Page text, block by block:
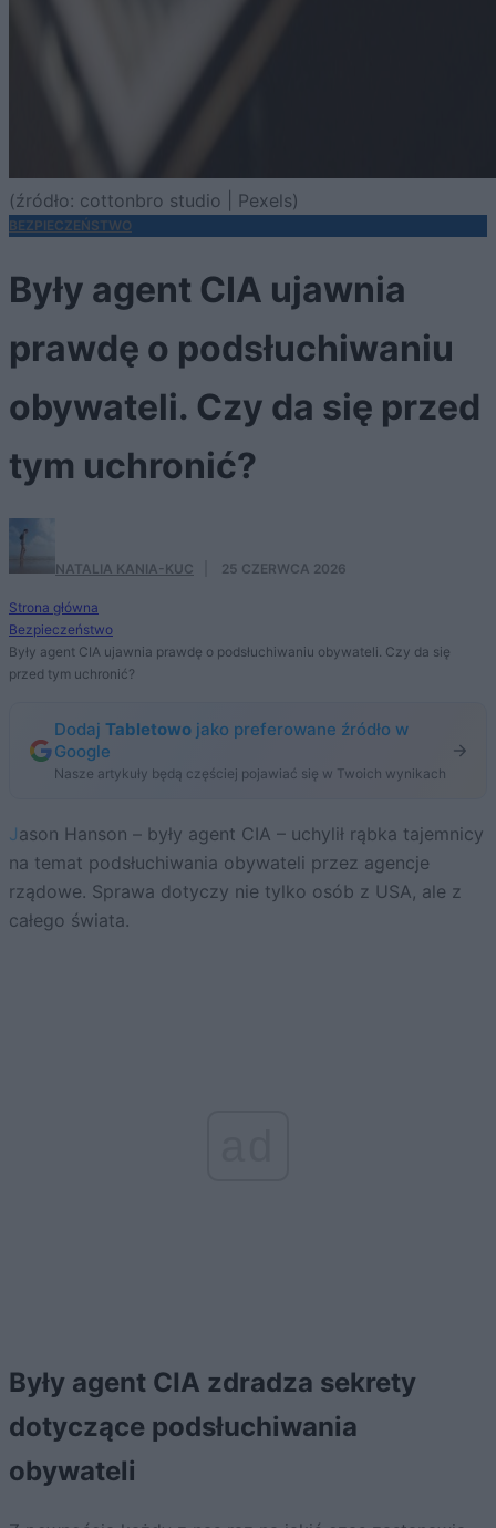
(źródło: cottonbro studio | Pexels)
BEZPIECZEŃSTWO
Były agent CIA ujawnia
prawdę o podsłuchiwaniu
obywateli. Czy da się przed
tym uchronić?
NATALIA KANIA-KUC 25 CZERWCA 2026
Strona główna
Bezpieczeństwo
Były agent CIA ujawnia prawdę o podsłuchiwaniu obywateli. Czy da się
przed tym uchronić?
Dodaj Tabletowo jako preferowane źródło w
Google
Nasze artykuły będą częściej pojawiać się w Twoich wynikach
Jason Hanson – były agent CIA – uchylił rąbka tajemnicy
na temat podsłuchiwania obywateli przez agencje
rządowe. Sprawa dotyczy nie tylko osób z USA, ale z
całego świata.
Były agent CIA zdradza sekrety
dotyczące podsłuchiwania
obywateli